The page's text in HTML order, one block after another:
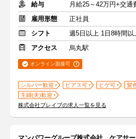
給与
月給25～42万円+交通
雇用形態
正社員
シフト
週5日以上 1日8時間以
アクセス
烏丸駅
オンライン面接可
シルバー歓迎 ピアス可 ヒゲ可
髪
主婦(夫)歓迎
株式会社ブレイブの求人一覧を見る